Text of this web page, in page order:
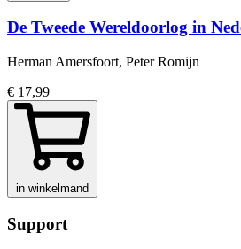
De Tweede Wereldoorlog in
Herman Amersfoort, Peter Romijn
€ 17,99
in winkelmand
Support